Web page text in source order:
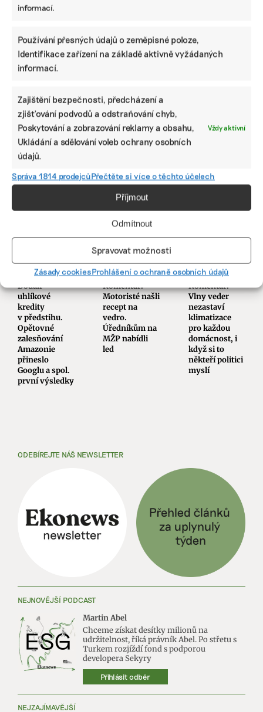
informací.
Používání přesných údajů o zeměpisné poloze,
Identifikace zařízení na základě aktivně vyžádaných
informací.
Zajištění bezpečnosti, předcházení a
zjišťování podvodů a odstraňování chyb,
Poskytování a zobrazování reklamy a obsahu,
Ukládání a sdělování voleb ochrany osobních
údajů.
Vždy aktivní
Správa 1814 prodejcůPřečtěte si více o těchto účelech
Příjmout
Odmítnout
Spravovat možnosti
Zásady cookiesProhlášení o ochraně osobních údajů
SDÍLET
Dodali
uhlíkové
kredity
v předstihu.
Opětovné
zalesňování
Amazonie
přineslo
Googlu a spol.
první výsledky
Komentář:
Motoristé našli
recept na
vedro.
Úředníkům na
MŽP nabídli
led
Komentář:
Vlny veder
nezastaví
klimatizace
pro každou
domácnost, i
když si to
někteří politici
myslí
ODEBÍREJTE NÁŠ NEWSLETTER
NEJNOVĚJŠÍ PODCAST
Martin Abel
Chceme získat desítky milionů na
udržitelnost, říká právník Abel. Po střetu s
Turkem rozjíždí fond s podporou
developera Sekyry
Přihlásit odběr
NEJZAJÍMAVĚJŠÍ